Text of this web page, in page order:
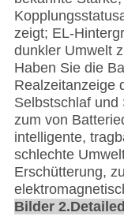
zeigt; EL-
dunkler Umwelt
Haben Sie die
Realzeitanzeige
Selbstschlaf und
zum von
intelligente,
schlechte
Erschütterung,
Bilder